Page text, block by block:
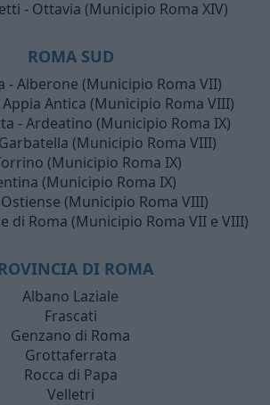
- Ottavia (Municipio Roma XIV)
ROMA SUD
- Alberone (Municipio Roma VII)
Antica (Municipio Roma VIII)
- Ardeatino (Municipio Roma IX)
(Municipio Roma VIII)
(Municipio Roma IX)
(Municipio Roma IX)
(Municipio Roma VIII)
di Roma (Municipio Roma VII e VIII)
DI ROMA
Albano Laziale
Frascati
Genzano di Roma
Grottaferrata
Rocca di Papa
Velletri